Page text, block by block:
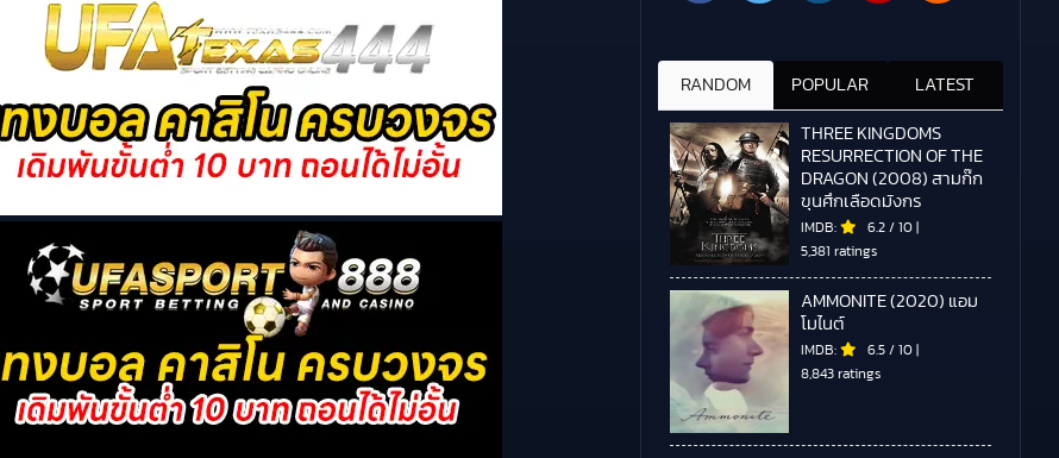
RANDOM POPULAR LATEST
THREE KINGDOMS
RESURRECTION OF THE
DRAGON (2008) สามก๊ก
ขุนศึกเลือดมังกร
IMDB: 6.2 / 10 |
5,381 ratings
AMMONITE (2020) แอม
โมไนต์
IMDB: 6.5 / 10 |
8,843 ratings